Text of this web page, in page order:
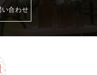
合わせ